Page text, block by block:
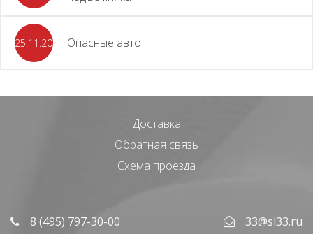
25.11.2023 Опасные авто
Доставка
Обратная связь
Схема проезда
8 (495) 797-30-00
33@sl33.ru